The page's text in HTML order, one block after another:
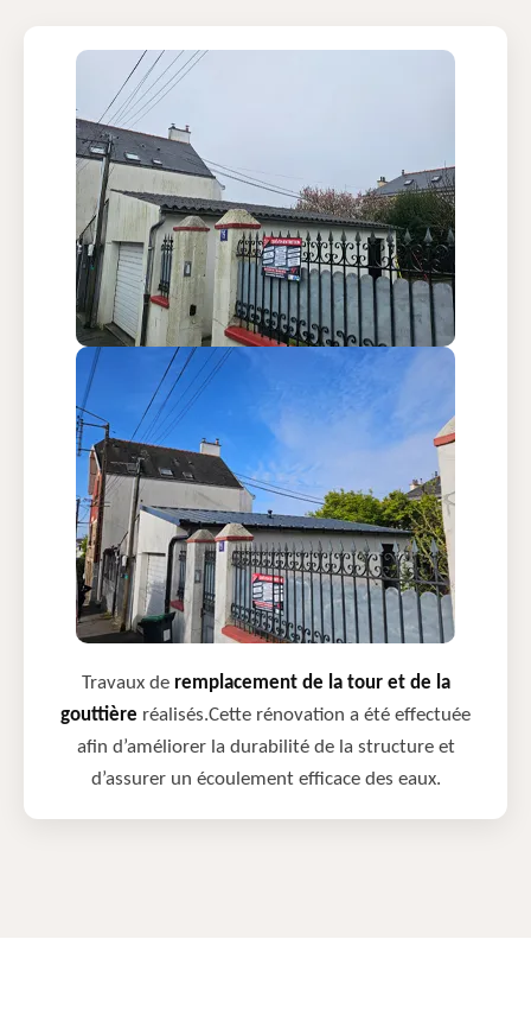
Travaux de remplacement de la tour et de la
gouttière réalisés.Cette rénovation a été effectuée
afin d’améliorer la durabilité de la structure et
d’assurer un écoulement efficace des eaux.